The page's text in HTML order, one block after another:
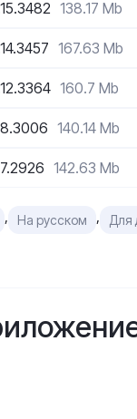
138.17 Mb
167.63 Mb
160.7 Mb
140.14 Mb
142.63 Mb
, На русском , Для